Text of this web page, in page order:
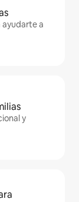
ayudarte a
y